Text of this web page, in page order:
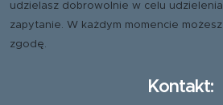
udzielasz dobrowolnie w celu
zapytanie. W każdym momencie
zgodę.
Kontakt: